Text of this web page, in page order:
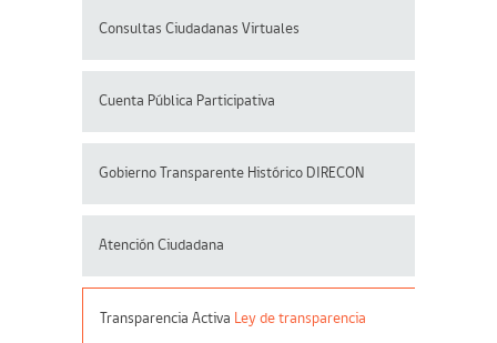
Consultas Ciudadanas Virtuales
Cuenta Pública Participativa
Gobierno Transparente Histórico DIRECON
Atención Ciudadana
Transparencia Activa Ley de transparencia